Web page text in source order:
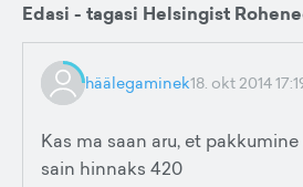
Edasi - tagasi Helsingist
häälegaminek18. okt 2014
Kas ma saan aru, et
sain hinnaks 420